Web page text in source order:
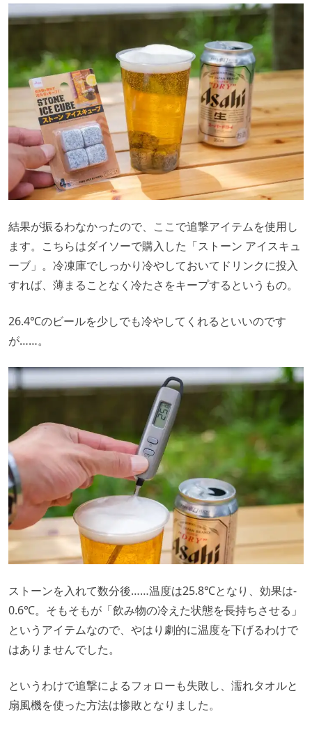
結果が振るわなかったので、ここで追撃アイテムを使用し
ます。こちらはダイソーで購入した「ストーン アイスキュ
ーブ」。冷凍庫でしっかり冷やしておいてドリンクに投入
すれば、薄まることなく冷たさをキープするというもの。
26.4℃のビールを少しでも冷やしてくれるといいのです
が……。
ストーンを入れて数分後……温度は25.8℃となり、効果は-
0.6℃。そもそもが「飲み物の冷えた状態を長持ちさせる」
というアイテムなので、やはり劇的に温度を下げるわけで
はありませんでした。
というわけで追撃によるフォローも失敗し、濡れタオルと
扇風機を使った方法は惨敗となりました。